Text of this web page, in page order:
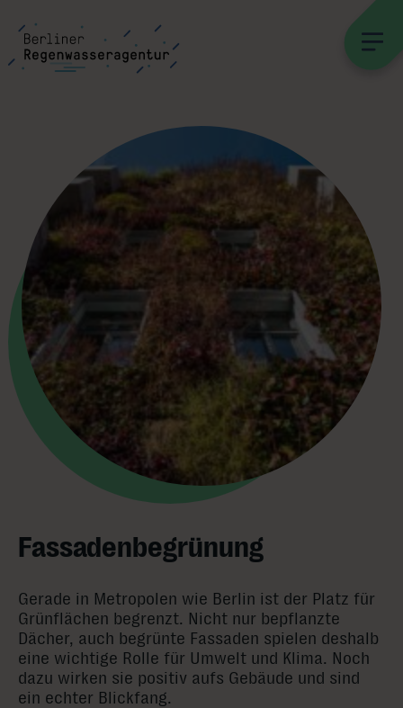
Fassadenbegrünung
Gerade in Metropolen wie Berlin ist der Platz für
Grünflächen begrenzt. Nicht nur bepflanzte
Dächer, auch begrünte Fassaden spielen deshalb
eine wichtige Rolle für Umwelt und Klima. Noch
dazu wirken sie positiv aufs Gebäude und sind
ein echter Blickfang.